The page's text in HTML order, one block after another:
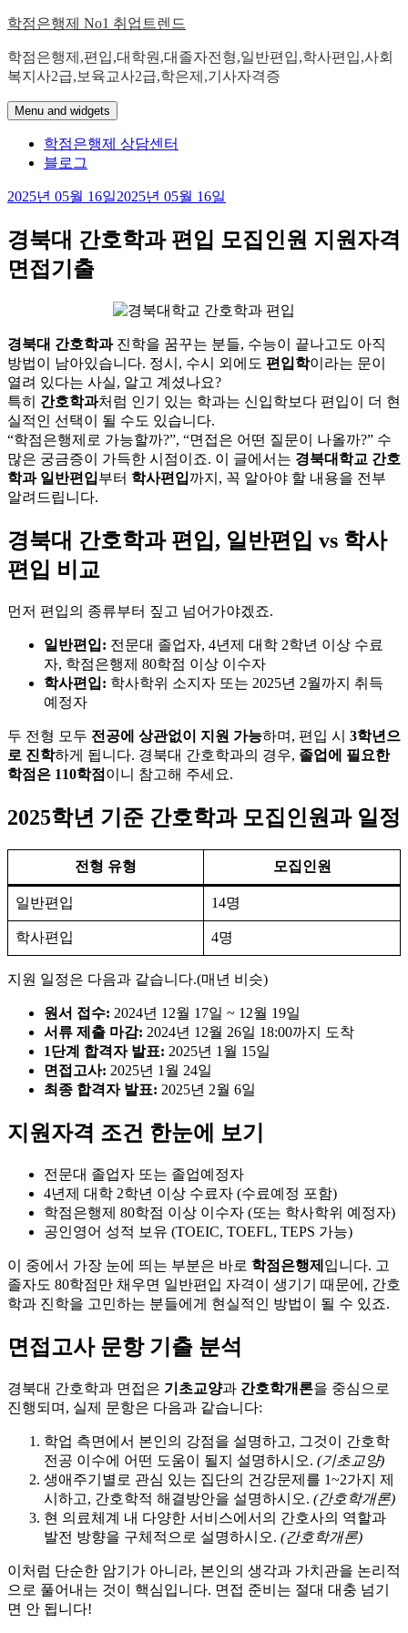
Skip
content
학점은행제 No1 취업트렌드
학점은행제,편입,대학원,대졸자전형,일반편입,학사편입,사회
복지사2급,보육교사2급,학은제,기사자격증
Menu and widgets
학점은행제 상담센터
블로그
2025년 05월 16일2025년 05월 16일
경북대 간호학과 편입 모집인원 지원자격
면접기출
경북대 간호학과진학을 꿈꾸는 분들, 수능이 끝나고도 아직
방법이 남아있습니다. 정시, 수시 외에도 편입학이라는 문이
열려 있다는 사실, 알고 계셨나요?
특히 간호학과처럼 인기 있는 학과는 신입학보다 편입이 더 현
실적인 선택이 될 수도 있습니다.
“학점은행제로 가능할까?”, “면접은 어떤 질문이 나올까?” 수
많은 궁금증이 가득한 시점이죠. 이 글에서는 경북대학교 간호
학과 일반편입부터 학사편입까지, 꼭 알아야 할 내용을 전부
알려드립니다.
경북대 간호학과 편입, 일반편입 vs 학사
편입 비교
먼저 편입의 종류부터 짚고 넘어가야겠죠.
일반편입: 전문대 졸업자, 4년제 대학 2학년 이상 수료
자, 학점은행제 80학점 이상 이수자
학사편입: 학사학위 소지자 또는 2025년 2월까지 취득
예정자
두 전형 모두 전공에 상관없이 지원 가능하며, 편입 시 3학년으
로 진학하게 됩니다. 경북대 간호학과의 경우, 졸업에 필요한
학점은 110학점 이니 참고해 주세요.
2025학년 기준 간호학과 모집인원과 일정
전형 유형 모집인원
일반편입 14명
학사편입 4명
지원 일정은 다음과 같습니다.(매년 비슷)
원서 접수: 2024년 12월 17일 ~ 12월 19일
서류 제출 마감: 2024년 12월 26일 18:00까지 도착
1단계 합격자 발표: 2025년 1월 15일
면접고사: 2025년 1월 24일
최종 합격자 발표: 2025년 2월 6일
지원자격 조건 한눈에 보기
전문대 졸업자 또는 졸업예정자
4년제 대학 2학년 이상 수료자 (수료예정 포함)
학점은행제 80학점 이상 이수자 (또는 학사학위 예정자)
공인영어 성적 보유 (TOEIC, TOEFL, TEPS 가능)
이 중에서 가장 눈에 띄는 부분은 바로 학점은행제 입니다. 고
졸자도 80학점만 채우면 일반편입 자격이 생기기 때문에, 간호
학과 진학을 고민하는 분들에게 현실적인 방법이 될 수 있죠.
면접고사 문항 기출 분석
경북대 간호학과 면접은 기초교양과 간호학개론을 중심으로
진행되며, 실제 문항은 다음과 같습니다:
학업 측면에서 본인의 강점을 설명하고, 그것이 간호학
전공 이수에 어떤 도움이 될지 설명하시오. (기초교양)
생애주기별로 관심 있는 집단의 건강문제를 1~2가지 제
시하고, 간호학적 해결방안을 설명하시오. (간호학개론)
현 의료체계 내 다양한 서비스에서의 간호사의 역할과
발전 방향을 구체적으로 설명하시오. (간호학개론)
이처럼 단순한 암기가 아니라, 본인의 생각과 가치관을 논리적
으로 풀어내는 것이 핵심입니다. 면접 준비는 절대 대충 넘기
면 안 됩니다!